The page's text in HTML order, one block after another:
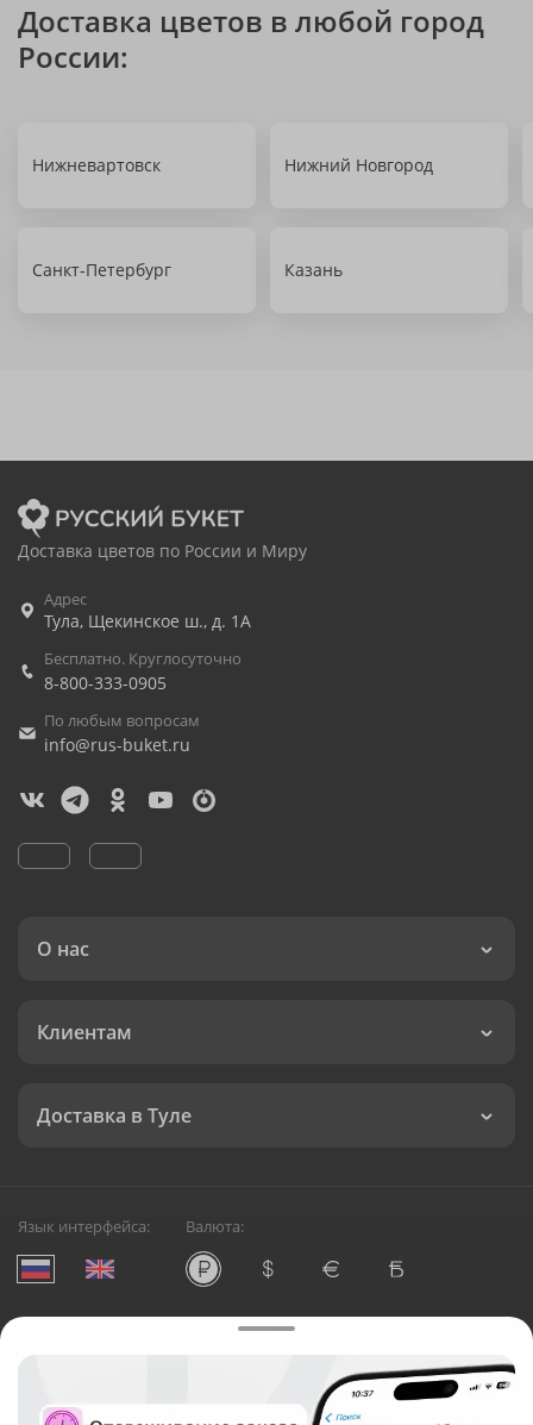
Доставка цветов в любой город
России:
Нижневартовск Нижний Новгород
Санкт-Петербург Казань
Доставка цветов по России и Миру
Адрес
Тула, Щекинское ш., д. 1А
Бесплатно. Круглосуточно
8-800-333-0905
По любым вопросам
info@rus-buket.ru
О нас
Клиентам
Доставка в Туле
Язык интерфейса: Валюта:
Служба круглосуточной доставки цветов в Туле
Русский Букет, 2026
Общество с ограниченной ответственностью «Технология»